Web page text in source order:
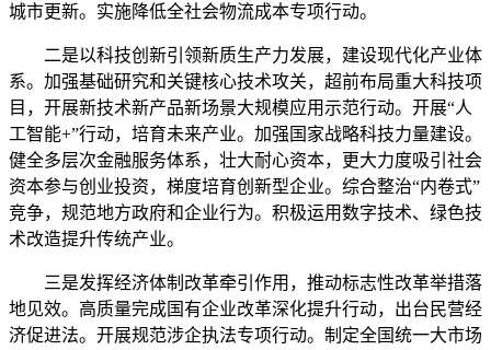
城市更新。实施降低全社会物流成本专项行动。
二是以科技创新引领新质生产力发展，建设现代化产业体
系。加强基础研究和关键核心技术攻关，超前布局重大科技项
目，开展新技术新产品新场景大规模应用示范行动。开展“人
工智能+”行动，培育未来产业。加强国家战略科技力量建设。
健全多层次金融服务体系，壮大耐心资本，更大力度吸引社会
资本参与创业投资，梯度培育创新型企业。综合整治“内卷式”
竞争，规范地方政府和企业行为。积极运用数字技术、绿色技
术改造提升传统产业。
三是发挥经济体制改革牵引作用，推动标志性改革举措落
地见效。高质量完成国有企业改革深化提升行动，出台民营经
济促进法。开展规范涉企执法专项行动。制定全国统一大市场